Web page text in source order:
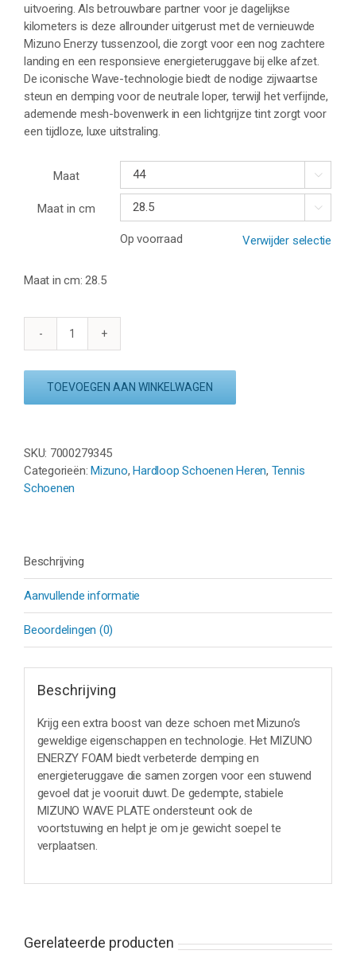
uitvoering. Als betrouwbare partner voor je dagelijkse
kilometers is deze allrounder uitgerust met de vernieuwde
Mizuno Enerzy tussenzool, die zorgt voor een nog zachtere
landing en een responsieve energieteruggave bij elke afzet.
De iconische Wave-technologie biedt de nodige zijwaartse
steun en demping voor de neutrale loper, terwijl het verfijnde,
ademende mesh-bovenwerk in een lichtgrijze tint zorgt voor
een tijdloze, luxe uitstraling.
Maat 
Maat in cm 
Op voorraad Verwijder selectie
Maat in cm: 28.5
MIZUNO
16
CLOUD
aantal
TOEVOEGEN AAN WINKELWAGEN
SKU: 7000279345
Categorieën:Mizuno,Hardloop Schoenen Heren, Tennis
Schoenen
Beschrijving
Aanvullende informatie
Beoordelingen (0)
Beschrijving
Krijg een extra boost van deze schoen met Mizuno’s
geweldige eigenschappen en technologie. Het MIZUNO
ENERZY FOAM biedt verbeterde demping en
energieteruggave die samen zorgen voor een stuwend
gevoel dat je vooruit duwt. De gedempte, stabiele
MIZUNO WAVE PLATE ondersteunt ook de
voortstuwing en helpt je om je gewicht soepel te
verplaatsen.
Gerelateerde producten